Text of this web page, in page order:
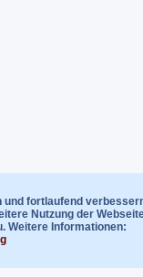
und fortlaufend
Nutzung der
Weitere Informationen: